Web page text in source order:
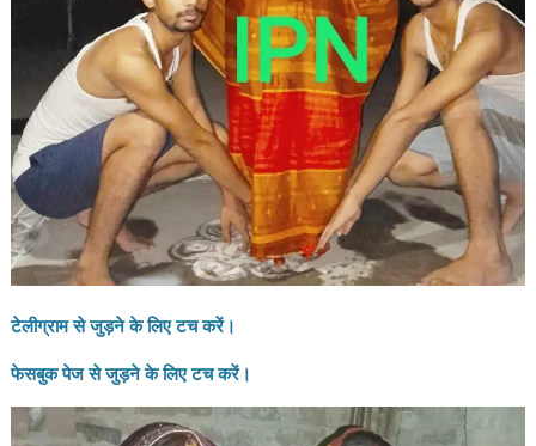
टेलीग्राम से जुड़ने के लिए टच करें।
फेसबुक पेज से जुड़ने के लिए टच करें।